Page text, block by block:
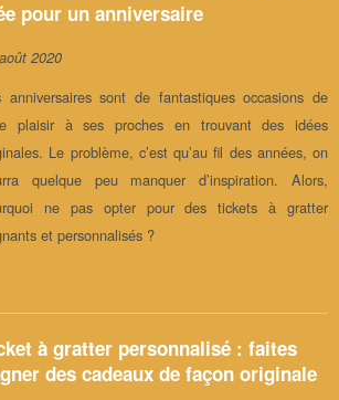
pour un anniversaire
2020
anniversaires sont de fantastiques occasions de
plaisir à ses proches en trouvant des idées
Le problème, c’est qu’au fil des années, on
quelque peu manquer d’inspiration. Alors,
ne pas opter pour des tickets à gratter
et personnalisés ?
à gratter personnalisé : faites
des cadeaux de façon originale